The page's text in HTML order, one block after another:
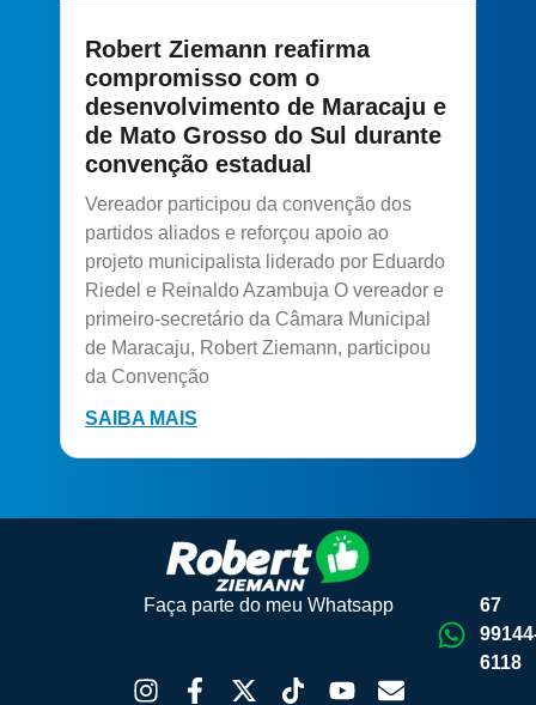
Robert Ziemann reafirma
compromisso com o
desenvolvimento de Maracaju e
de Mato Grosso do Sul durante
convenção estadual
Vereador participou da convenção dos
partidos aliados e reforçou apoio ao
projeto municipalista liderado por Eduardo
Riedel e Reinaldo Azambuja O vereador e
primeiro-secretário da Câmara Municipal
de Maracaju, Robert Ziemann, participou
da Convenção
SAIBA MAIS
Faça parte do meu Whatsapp
67
6118